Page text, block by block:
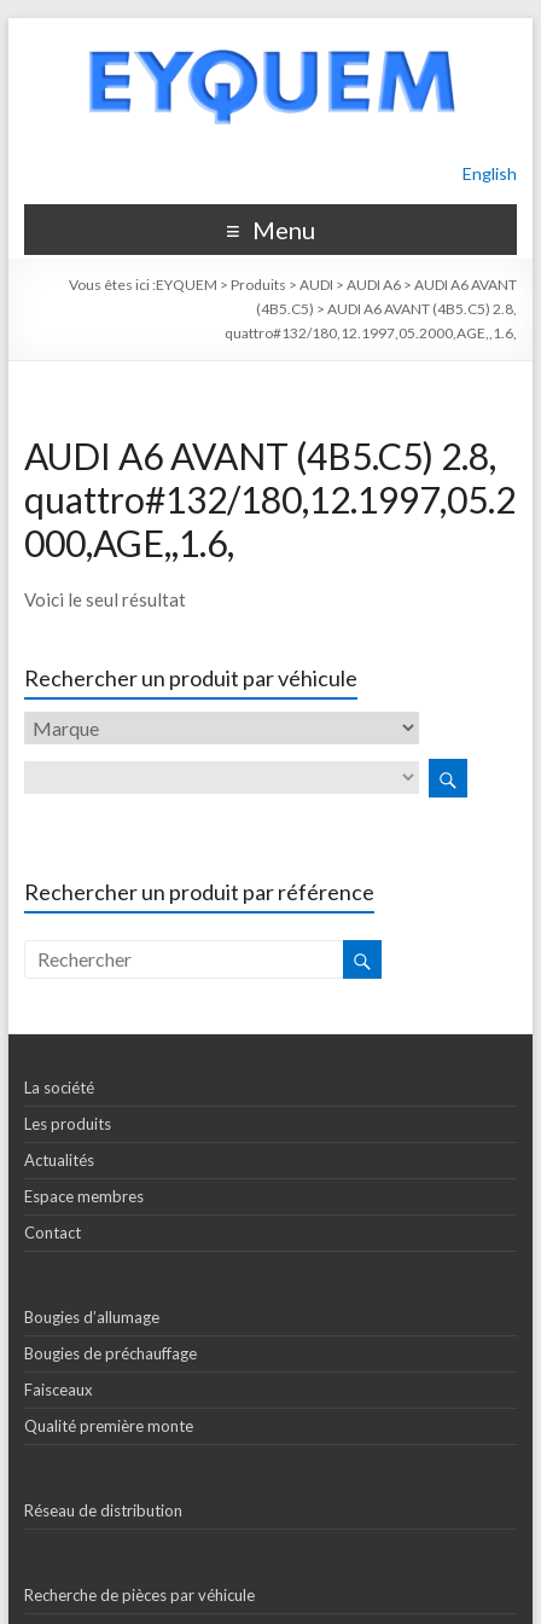
English
Menu
Vous êtes ici :EYQUEM > Produits >AUDI >AUDI A6 >AUDI A6 AVANT
(4B5.C5) >AUDI A6 AVANT (4B5.C5) 2.8,
quattro#132/180,12.1997,05.2000,AGE,,1.6,
AUDI A6 AVANT (4B5.C5) 2.8,
quattro#132/180,12.1997,05.2
000,AGE,,1.6,
Voici le seul résultat
Rechercher un produit par véhicule
Rechercher un produit par référence
La société
Les produits
Actualités
Espace membres
Contact
Bougies d’allumage
Bougies de préchauffage
Faisceaux
Qualité première monte
Réseau de distribution
Recherche de pièces par véhicule